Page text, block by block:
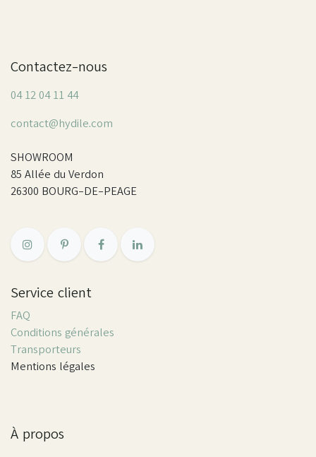
Contactez-nous
04 12 04 11 44
contact@hydile.com
SHOWROOM
85 Allée du Verdon
26300 BOURG-DE-PEAGE
Service client
FAQ
Conditions générales
Transporteurs
Mentions légales
À propos